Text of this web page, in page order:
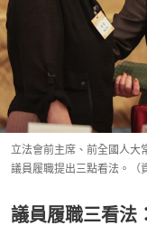
立法會前主席、前全國人大
議員履職提出三點看法。（
議員履職三看法